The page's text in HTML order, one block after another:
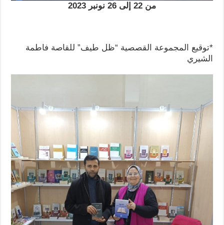
من 22 إلى 26 نونبر 2023
*توقيع المجموعة القصصية “ظل طيف” للقاصة فاطمة
الشيري